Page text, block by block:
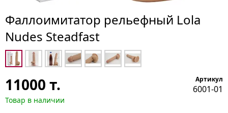
Фаллоимитатор рельефный Lola
Nudes Steadfast
11000 т.
Товар в наличии
Артикул
6001-01